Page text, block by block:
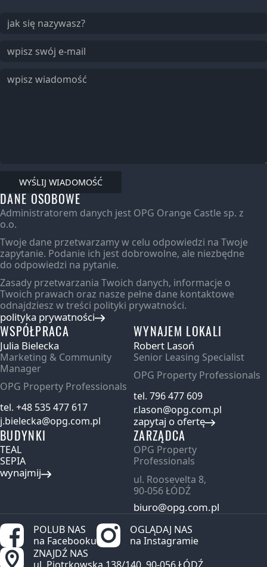
DANE OSOBOWE
Administratorem danych jest OPG Orange Castle sp. z
o.o.
Twoje dane przetwarzamy w celu odpowiedzi na Twoje
zapytanie. Podanie ich jest dobrowolne, ale niezbędne
do odpowiedzi na pytanie.
Zasady przetwarzania Twoich danych, informacje o
Twoich prawach oraz nasze pełne dane kontaktowe
odnajdziesz w treści polityki prywatności.
polityka prywatności
WSPÓŁPRACA
Julia Bielecka
Marketing & Community
Manager
OPG Property Professionals
tel. +48 535 477 617
j.bielecka@opg.com.pl
WYNAJEM LOKALI
Robert Lasoń
Senior Leasing Specialist
OPG Property Professionals
tel. 796 477 609
r.lason@opg.com.pl
zapytaj o ofertę
BUDYNKI
TEAL
SEPIA
wynajmij
ZARZĄDCA
OPG Property
Professionals
ul. Roosevelta 8,
90‑056 ŁÓDŹ
biuro@opg.com.pl
POLUB NAS
na Facebooku
OGLĄDAJ NAS
na Instagramie
ZNAJDŹ NAS